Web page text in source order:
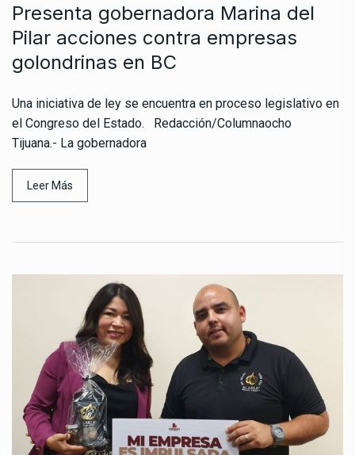
Presenta gobernadora Marina del
Pilar acciones contra empresas
golondrinas en BC
Una iniciativa de ley se encuentra en proceso legislativo en
el Congreso del Estado. Redacción/Columnaocho
Tijuana.- La gobernadora
Leer Más